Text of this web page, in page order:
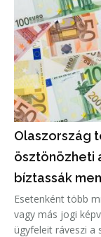
Olaszország
ösztönözheti
bíztassák
Esetenként több
vagy más jogi
ügyfeleit ráveszi a